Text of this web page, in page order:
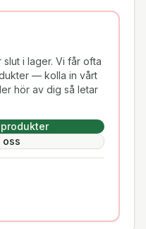
i lager. Vi får ofta
— kolla in vårt
hör av dig så letar
oss